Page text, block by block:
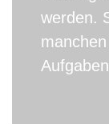
werden.